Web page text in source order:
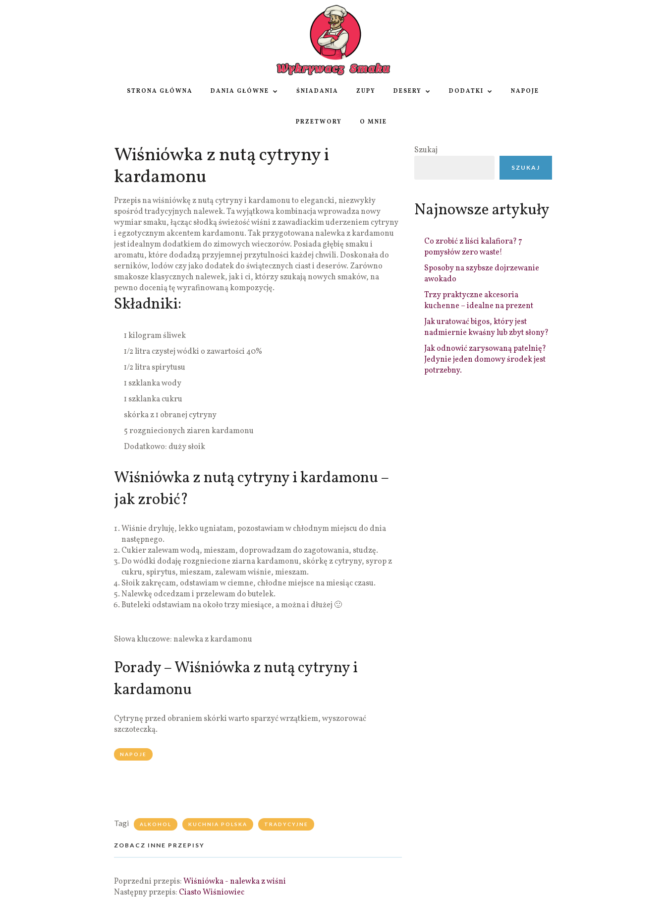
STRONA GŁÓWNA DANIA GŁÓWNE ŚNIADANIA ZUPY DESERY DODATKI NAPOJE
PRZETWORY O MNIE
Wiśniówka z nutą cytryny i
kardamonu
Przepis na wiśniówkę z nutą cytryny i kardamonu to elegancki, niezwykły
spośród tradycyjnych nalewek. Ta wyjątkowa kombinacja wprowadza nowy
wymiar smaku, łącząc słodką świeżość wiśni z zawadiackim uderzeniem cytryny
i egzotycznym akcentem kardamonu. Tak przygotowana nalewka z kardamonu
jest idealnym dodatkiem do zimowych wieczorów. Posiada głębię smaku i
aromatu, które dodadzą przyjemnej przytulności każdej chwili. Doskonała do
serników, lodów czy jako dodatek do świątecznych ciast i deserów. Zarówno
smakosze klasycznych nalewek, jak i ci, którzy szukają nowych smaków, na
pewno docenią tę wyrafinowaną kompozycję.
Składniki:
1 kilogram śliwek
1/2 litra czystej wódki o zawartości 40%
1/2 litra spirytusu
1 szklanka wody
1 szklanka cukru
skórka z 1 obranej cytryny
5 rozgniecionych ziaren kardamonu
Dodatkowo: duży słoik
Wiśniówka z nutą cytryny i kardamonu –
jak zrobić?
Wiśnie dryluję, lekko ugniatam, pozostawiam w chłodnym miejscu do dnia
następnego.
Cukier zalewam wodą, mieszam, doprowadzam do zagotowania, studzę.
Do wódki dodaję rozgniecione ziarna kardamonu, skórkę z cytryny, syrop z
cukru, spirytus, mieszam, zalewam wiśnie, mieszam.
Słoik zakręcam, odstawiam w ciemne, chłodne miejsce na miesiąc czasu.
Nalewkę odcedzam i przelewam do butelek.
Buteleki odstawiam na około trzy miesiące, a można i dłużej 🙂
Słowa kluczowe: nalewka z kardamonu
Porady – Wiśniówka z nutą cytryny i
kardamonu
Cytrynę przed obraniem skórki warto sparzyć wrzątkiem, wyszorować
szczoteczką.
NAPOJE
Tagi ALKOHOL KUCHNIA POLSKA TRADYCYJNE
ZOBACZ INNE PRZEPISY
Poprzedni przepis:Wiśniówka - nalewka z wiśni
Następny przepis: Ciasto Wiśniowiec
Szukaj
SZUKAJ
Najnowsze artykuły
Co zrobić z liści kalafiora? 7
pomysłów zero waste!
Sposoby na szybsze dojrzewanie
awokado
Trzy praktyczne akcesoria
kuchenne – idealne na prezent
Jak uratować bigos, który jest
nadmiernie kwaśny lub zbyt słony?
Jak odnowić zarysowaną patelnię?
Jedynie jeden domowy środek jest
potrzebny.